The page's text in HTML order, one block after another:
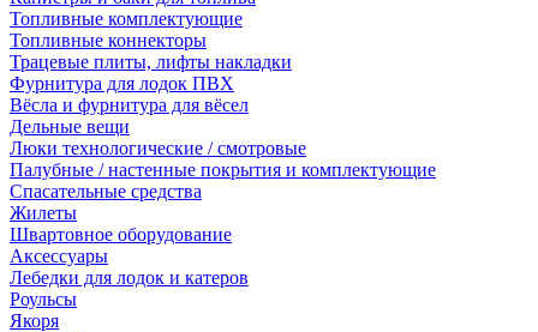
Топливные комплектующие
Топливные коннекторы
Трацевые плиты, лифты накладки
Фурнитура для лодок ПВХ
Вёсла и фурнитура для вёсел
Дельные вещи
Люки технологические / смотровые
Палубные / настенные покрытия и комплектующие
Спасательные средства
Жилеты
Швартовное оборудование
Аксессуары
Лебедки для лодок и катеров
Роульсы
Якоря